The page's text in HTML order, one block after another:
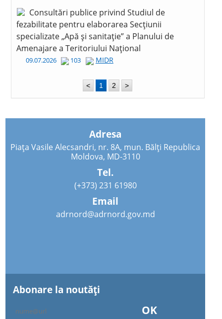
Consultări publice privind Studiul de
fezabilitate pentru elaborarea Secțiunii
specializate „Apă și sanitație” a Planului de
Amenajare a Teritoriului Național
09.07.2026 103 MIDR
< 1 2 >
Adresa
Piața Vasile Alecsandri, nr. 8A, mun. Bălți Republica
Moldova, MD-3110
Tel.
(+373) 231 61980
Email
adrnord@adrnord.gov.md
Abonare la noutăţi
OK